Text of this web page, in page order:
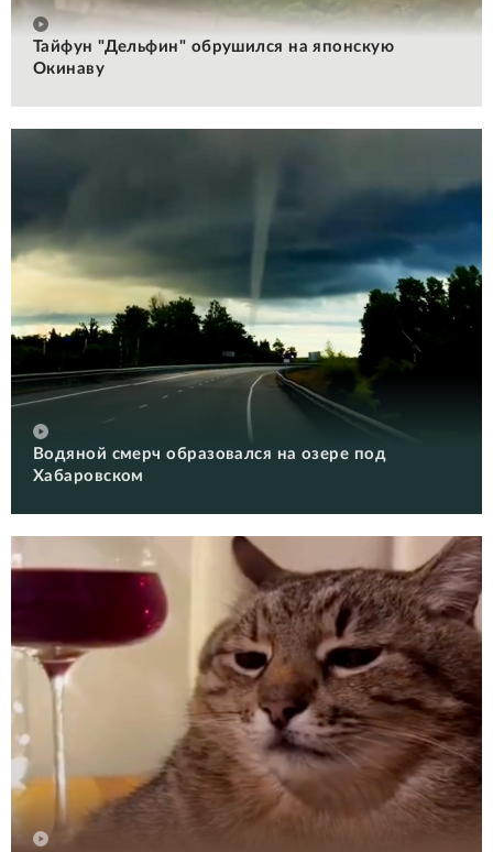
Тайфун "Дельфин" обрушился на японскую
Окинаву
Водяной смерч образовался на озере под
Хабаровском